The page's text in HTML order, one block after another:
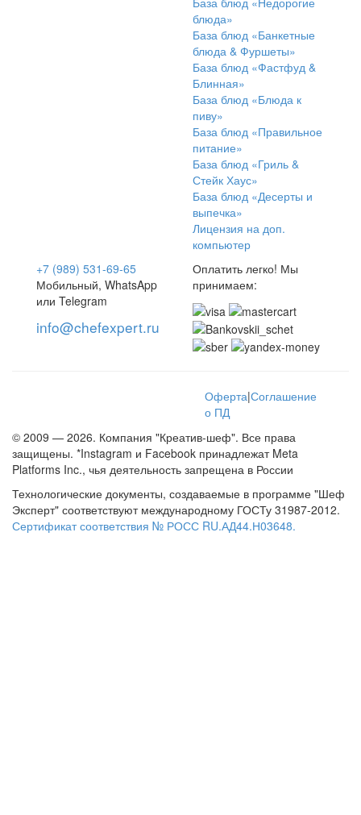
блюда»
База блюд «Банкетные
блюда & Фуршеты»
База блюд «Фастфуд &
Блинная»
База блюд «Блюда к
пиву»
База блюд «Правильное
питание»
База блюд «Гриль &
Стейк Хаус»
База блюд «Десерты и
выпечка»
Лицензия на доп.
компьютер
+7 (989) 531-69-65
Мобильный, WhatsApp
или Telegram
info@chefexpert.ru
Оплатить легко! Мы
принимаем:
Оферта|Соглашение
о ПД
© 2009 — 2026. Компания "Креатив-шеф". Все права
защищены. *Instagram и Facebook принадлежат Meta
Platforms Inc., чья деятельность запрещена в России
Технологические документы, создаваемые в программе "Шеф
Эксперт" соответствуют международному ГОСТу 31987-2012.
Сертификат соответствия № РОСС RU.АД44.Н03648.